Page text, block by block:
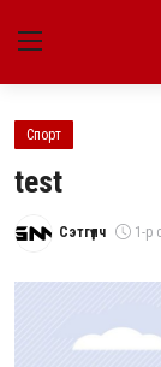
Улс төр
Спорт
test
Сэтгүүлч 1-р